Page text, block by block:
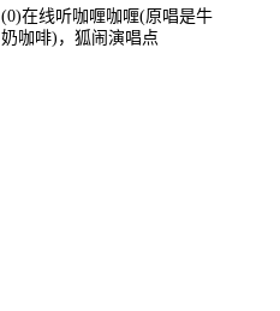
(0)在线听咖喱咖喱(原唱是牛
奶咖啡)，狐闹演唱点